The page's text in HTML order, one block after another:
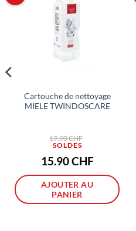
Cartouche de nettoyage
MIELE TWINDOSCARE
19.90CHF
était :
19.90 CHF.
15.90CHFLe
actuel
est :
15.90 CHF.
AJOUTER AU
PANIER